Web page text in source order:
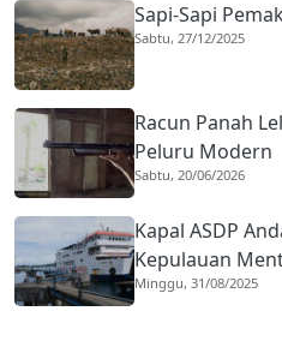
Sapi-Sapi
Sabtu, 27/12/2025
Racun Panah
Peluru Modern
Sabtu, 20/06/2026
Kapal ASDP
Kepulauan
Minggu, 31/08/2025